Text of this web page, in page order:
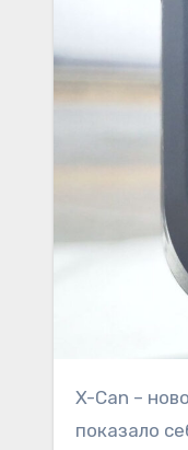
X-Can – новое имя в сегменте автомобильных гаджетов. При этом комбо-устройство Condor COB 3 WiFi Duo
показало